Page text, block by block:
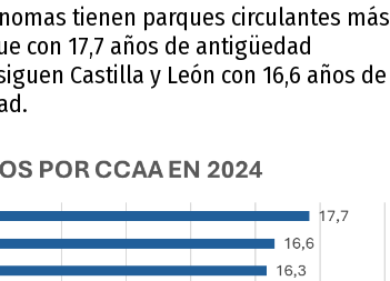
tienen parques circulantes más
con 17,7 años de antigüedad
Castilla y León con 16,6 años de